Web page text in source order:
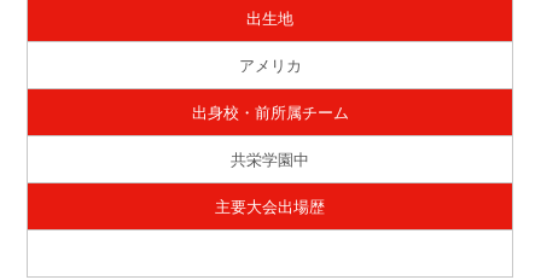
出生地
アメリカ
出身校・前所属チーム
共栄学園中
主要大会出場歴